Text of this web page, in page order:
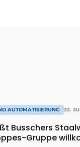
AUTOMATISIERUNG 22.
Busschers
Gruppe